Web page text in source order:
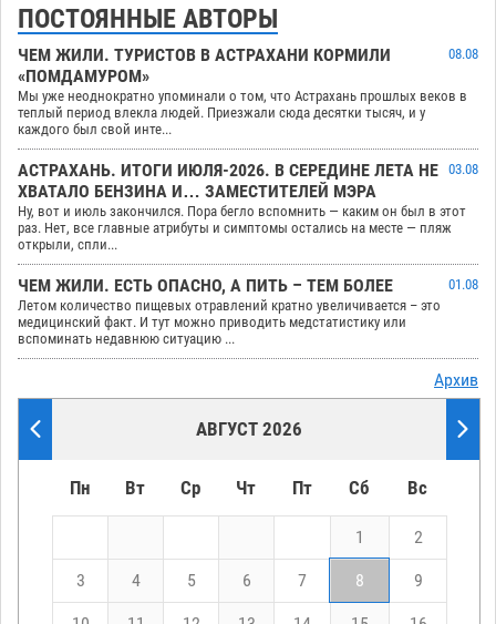
ПОСТОЯННЫЕ АВТОРЫ
ЧЕМ ЖИЛИ. ТУРИСТОВ В АСТРАХАНИ КОРМИЛИ
«ПОМДАМУРОМ»
08.08
Мы уже неоднократно упоминали о том, что Астрахань прошлых веков в
теплый период влекла людей. Приезжали сюда десятки тысяч, и у
каждого был свой инте...
АСТРАХАНЬ. ИТОГИ ИЮЛЯ-2026. В СЕРЕДИНЕ ЛЕТА НЕ
ХВАТАЛО БЕНЗИНА И… ЗАМЕСТИТЕЛЕЙ МЭРА
03.08
Ну, вот и июль закончился. Пора бегло вспомнить — каким он был в этот
раз. Нет, все главные атрибуты и симптомы остались на месте — пляж
открыли, спли...
ЧЕМ ЖИЛИ. ЕСТЬ ОПАСНО, А ПИТЬ – ТЕМ БОЛЕЕ
01.08
Летом количество пищевых отравлений кратно увеличивается – это
медицинский факт. И тут можно приводить медстатистику или
вспоминать недавнюю ситуацию ...
Архив
АВГУСТ 2026
Пн Вт Ср Чт Пт Сб Вс
1 2
3 4 5 6 7 8 9